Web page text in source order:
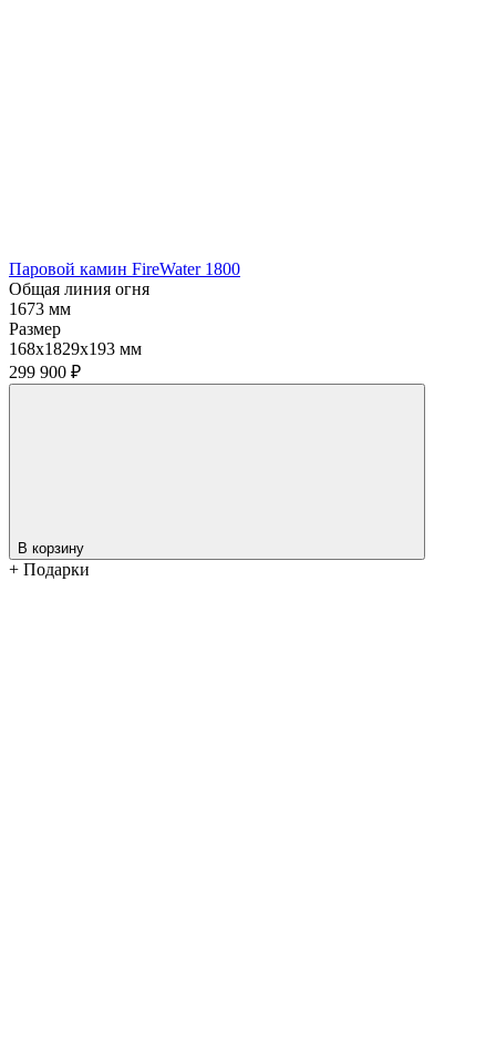
Паровой камин FireWater 1800
Общая линия огня
1673 мм
Размер
168х1829х193 мм
299 900 ₽
В корзину
+ Подарки